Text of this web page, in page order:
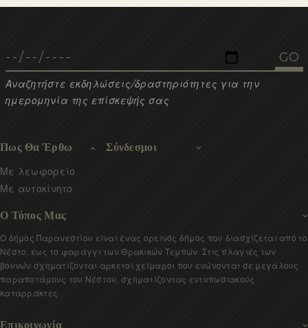
Αναζητήστε εκδηλώσεις/δραστηριότητες για την
ημερομηνία της επίσκεψής σας
Πως Θα Έρθω
Με λεωφορείο
Με αυτοκίνητο
Σύνδεσμοι
Ο Τόπος Μας
Ο δήμος Παρανεστίου είναι ένας ορεινός δήμος που διασχίζεται από το
Νέστο, έως το φαράγγι των Θρακικών Τεμπών. Στις πλαγιές των
βουνών σχηματίζονται αρκετοί χείμαροι που ενώνονται σε μεγάλους
παραποτάμους του Νέστου, σχηματίζοντας εντυπωσιακούς
καταρράκτες..
Επικοινωνία